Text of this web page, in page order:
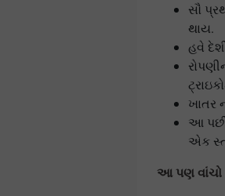
સૌ
થાય.
હવે
ખાતર
આ
એક
આ પણ વાંચો